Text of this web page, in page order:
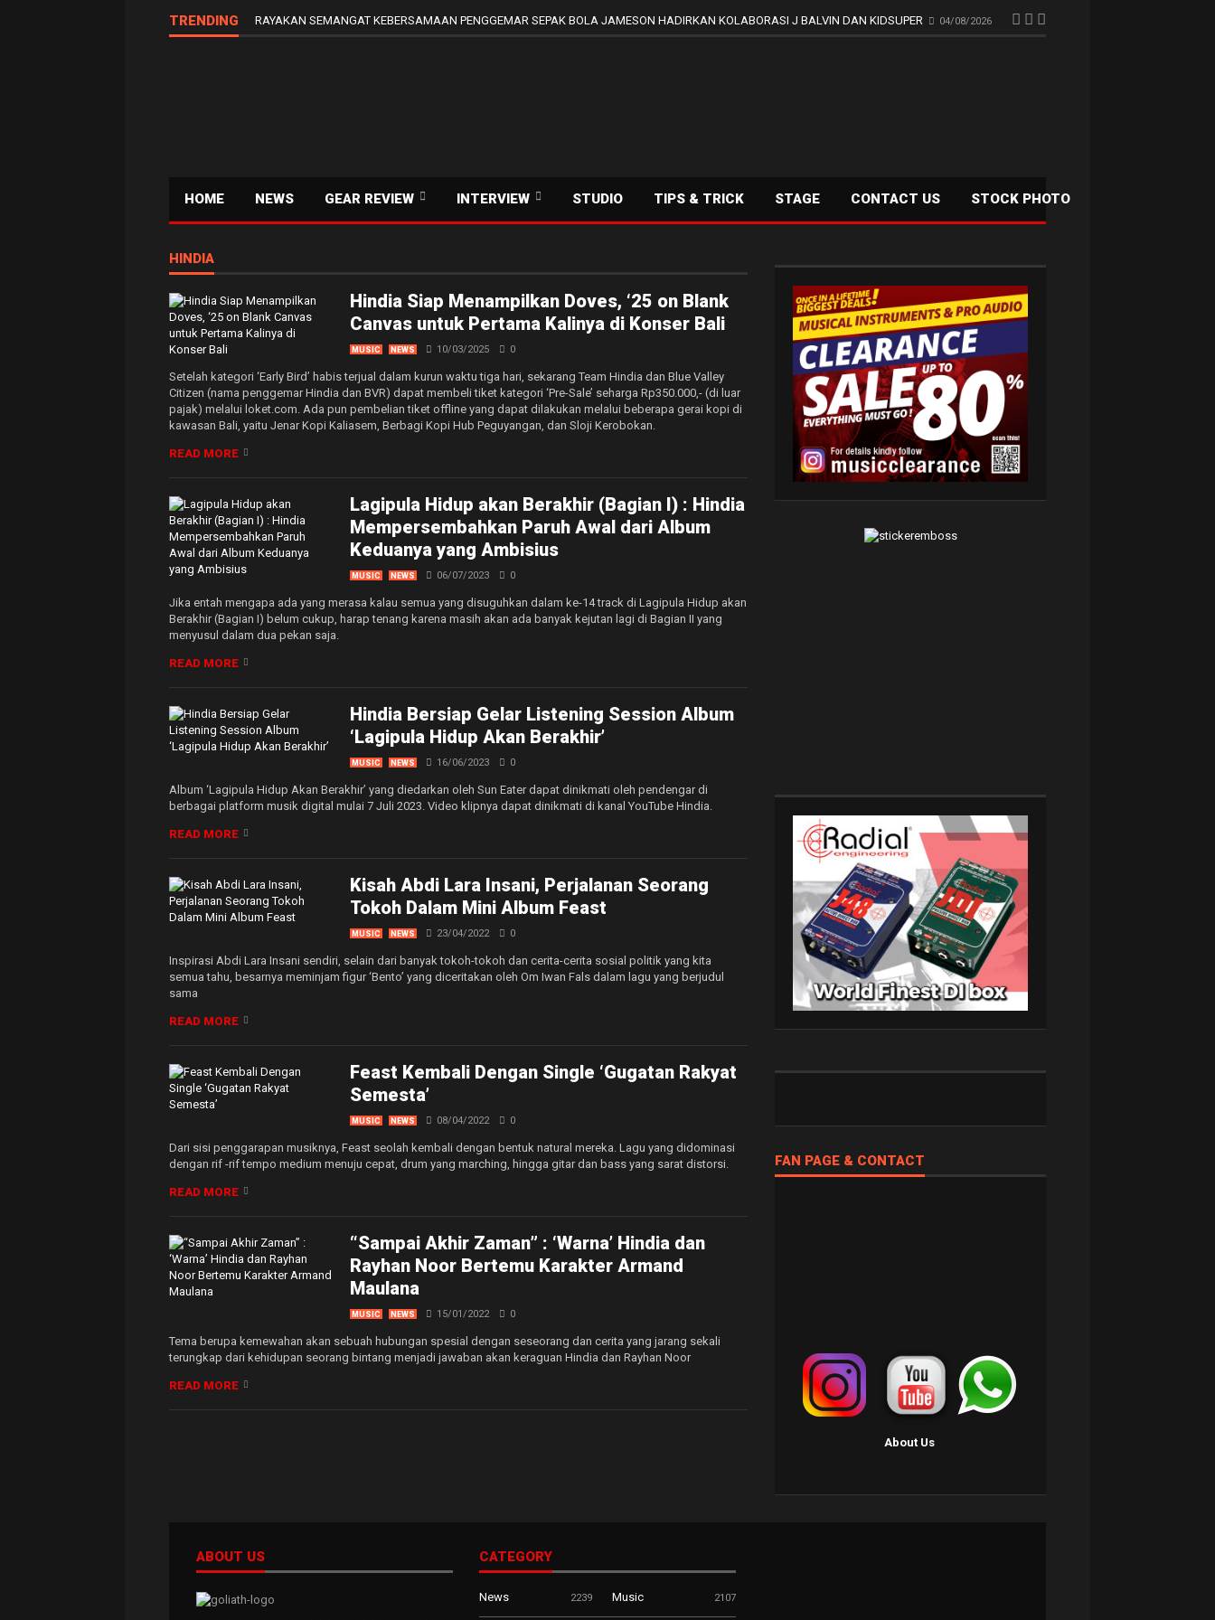
TRENDING RAYAKAN SEMANGAT KEBERSAMAAN PENGGEMAR SEPAK BOLA JAMESON HADIRKAN KOLABORASI J BALVIN DAN KIDSUPER 04/08/2026
HOME NEWS GEAR REVIEW INTERVIEW STUDIO TIPS & TRICK STAGE CONTACT US STOCK PHOTO
HINDIA
Hindia Siap Menampilkan Doves, ‘25 on Blank
Canvas untuk Pertama Kalinya di Konser Bali
MUSIC NEWS 10/03/2025 0
Setelah kategori ‘Early Bird’ habis terjual dalam kurun waktu tiga hari, sekarang Team Hindia dan Blue Valley
Citizen (nama penggemar Hindia dan BVR) dapat membeli tiket kategori ‘Pre-Sale’ seharga Rp350.000,- (di luar
pajak) melalui loket.com. Ada pun pembelian tiket offline yang dapat dilakukan melalui beberapa gerai kopi di
kawasan Bali, yaitu Jenar Kopi Kaliasem, Berbagi Kopi Hub Peguyangan, dan Sloji Kerobokan.
READ MORE
Lagipula Hidup akan Berakhir (Bagian I) : Hindia
Mempersembahkan Paruh Awal dari Album
Keduanya yang Ambisius
MUSIC NEWS 06/07/2023 0
Jika entah mengapa ada yang merasa kalau semua yang disuguhkan dalam ke-14 track di Lagipula Hidup akan
Berakhir (Bagian I) belum cukup, harap tenang karena masih akan ada banyak kejutan lagi di Bagian II yang
menyusul dalam dua pekan saja.
READ MORE
Hindia Bersiap Gelar Listening Session Album
‘Lagipula Hidup Akan Berakhir’
MUSIC NEWS 16/06/2023 0
Album ‘Lagipula Hidup Akan Berakhir’ yang diedarkan oleh Sun Eater dapat dinikmati oleh pendengar di
berbagai platform musik digital mulai 7 Juli 2023. Video klipnya dapat dinikmati di kanal YouTube Hindia.
READ MORE
Kisah Abdi Lara Insani, Perjalanan Seorang
Tokoh Dalam Mini Album Feast
MUSIC NEWS 23/04/2022 0
Inspirasi Abdi Lara Insani sendiri, selain dari banyak tokoh-tokoh dan cerita-cerita sosial politik yang kita
semua tahu, besarnya meminjam figur ‘Bento’ yang diceritakan oleh Om Iwan Fals dalam lagu yang berjudul
sama
READ MORE
Feast Kembali Dengan Single ‘Gugatan Rakyat
Semesta’
MUSIC NEWS 08/04/2022 0
Dari sisi penggarapan musiknya, Feast seolah kembali dengan bentuk natural mereka. Lagu yang didominasi
dengan rif -rif tempo medium menuju cepat, drum yang marching, hingga gitar dan bass yang sarat distorsi.
READ MORE
“Sampai Akhir Zaman” : ‘Warna’ Hindia dan
Rayhan Noor Bertemu Karakter Armand
Maulana
MUSIC NEWS 15/01/2022 0
Tema berupa kemewahan akan sebuah hubungan spesial dengan seseorang dan cerita yang jarang sekali
terungkap dari kehidupan seorang bintang menjadi jawaban akan keraguan Hindia dan Rayhan Noor
READ MORE
FAN PAGE & CONTACT
About Us
ABOUT US CATEGORY
News 2239 Music 2107